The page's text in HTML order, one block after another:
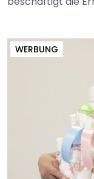
WERBUNG